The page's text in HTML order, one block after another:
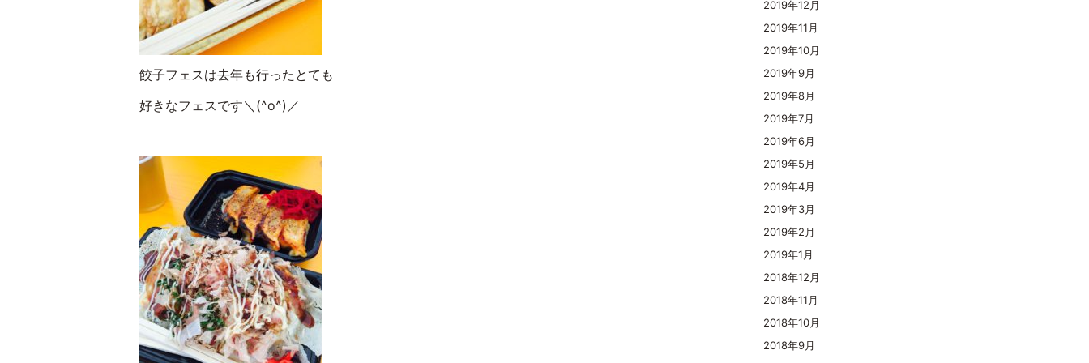
餃子フェスは去年も行ったとても
好きなフェスです＼(^o^)／
2019年12月
2019年11月
2019年10月
2019年9月
2019年8月
2019年7月
2019年6月
2019年5月
2019年4月
2019年3月
2019年2月
2019年1月
2018年12月
2018年11月
2018年10月
2018年9月